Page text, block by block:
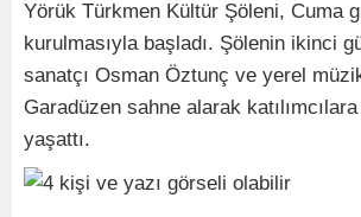
Yörük Türkmen Kültür Şöleni, Cuma
kurulmasıyla başladı. Şölenin ikinci
sanatçı Osman Öztunç ve yerel
Garadüzen sahne alarak
yaşattı.